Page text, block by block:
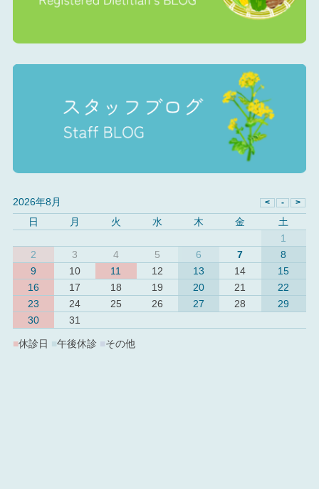
2026年8月
日
月 火 水 木 金
土
1
2
3 4 5 6 7
8
9
10 11 12 13 14
15
16
17 18 19 20 21
22
23
24 25 26 27 28
29
30
31
■休診日 ■午後休診 その他